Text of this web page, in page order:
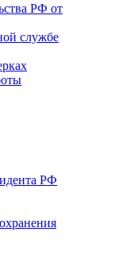
РФ от
службе
РФ